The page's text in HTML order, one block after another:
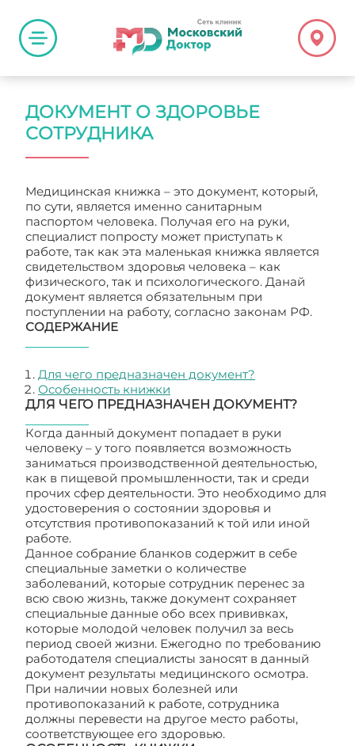
ДОКУМЕНТ О ЗДОРОВЬЕ
СОТРУДНИКА
Медицинская книжка – это документ, который,
по сути, является именно санитарным
паспортом человека. Получая его на руки,
специалист попросту может приступать к
работе, так как эта маленькая книжка является
свидетельством здоровья человека – как
физического, так и психологического. Данай
документ является обязательным при
поступлении на работу, согласно законам РФ.
СОДЕРЖАНИЕ
Для чего предназначен документ?
Особенность книжки
ДЛЯ ЧЕГО ПРЕДНАЗНАЧЕН ДОКУМЕНТ?
Когда данный документ попадает в руки
человеку – у того появляется возможность
заниматься производственной деятельностью,
как в пищевой промышленности, так и среди
прочих сфер деятельности. Это необходимо для
удостоверения о состоянии здоровья и
отсутствия противопоказаний к той или иной
работе.
Данное собрание бланков содержит в себе
специальные заметки о количестве
заболеваний, которые сотрудник перенес за
всю свою жизнь, также документ сохраняет
специальные данные обо всех прививках,
которые молодой человек получил за весь
период своей жизни. Ежегодно по требованию
работодателя специалисты заносят в данный
документ результаты медицинского осмотра.
При наличии новых болезней или
противопоказаний к работе, сотрудника
должны перевести на другое место работы,
соответствующее его здоровью.